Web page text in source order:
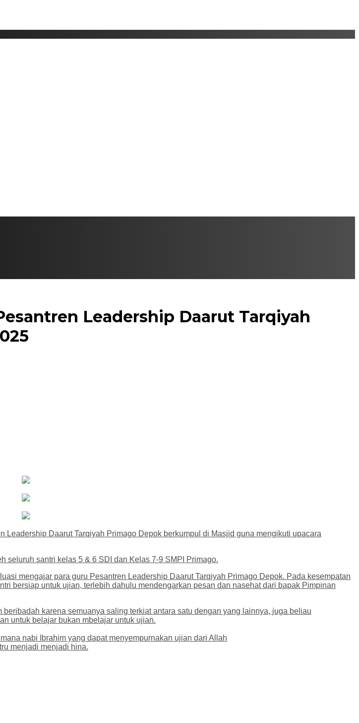
Leadership Daarut Tarqiyah
Daarut Tarqiyah Primago Depok berkumpul di Masjid guna mengikuti upacara
seluruh santri kelas 5 & 6 SDI dan Kelas 7-9 SMPI Primago.
mengajar para guru Pesantren Leadership Daarut Tarqiyah Primago Depok. Pada kesempatan
bersiap untuk ujian, terlebih dahulu mendengarkan pesan dan nasehat dari bapak Pimpinan
karena semuanya saling terkiat antara satu dengan yang lainnya, juga beliau
untuk belajar bukan mbelajar untuk ujian.
nabi Ibrahim yang dapat menyempurnakan ujian dari Allah
menjadi menjadi hina.